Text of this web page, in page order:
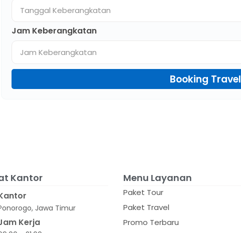
Jam Keberangkatan
Booking Travel
Kantor
Jawa Timur
Kerja
Menu Layanan
Paket Tour
Paket Travel
Promo Terbaru